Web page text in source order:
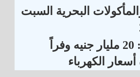
البحرية السبت
مسؤول حكومي : 20 مليار جنيه وفراً
الكهرباء